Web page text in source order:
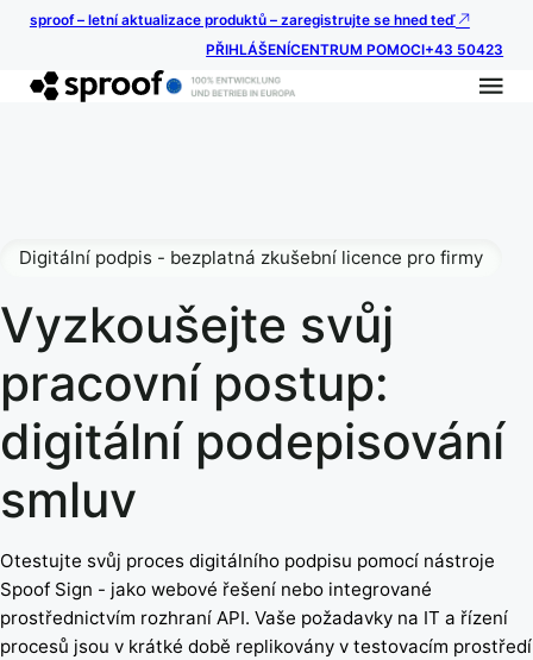
sproof – letní aktualizace produktů – zaregistrujte se hned teď
PŘIHLÁŠENÍCENTRUM POMOCI+43 50423
Vyzkoušejte svůj
pracovní postup:
digitální podepisování
smluv
Otestujte svůj proces digitálního podpisu pomocí nástroje
Spoof Sign - jako webové řešení nebo integrované
prostřednictvím rozhraní API. Vaše požadavky na IT a řízení
procesů jsou v krátké době replikovány v testovacím prostředí
Digitální podpis - bezplatná zkušební licence pro firmy